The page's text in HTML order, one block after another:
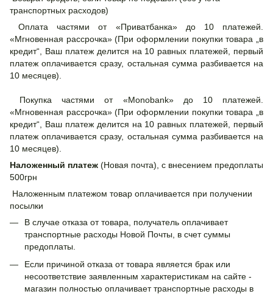
транспортных расходов)
Оплата частями от «Приватбанка» до 10 платежей.
«Мгновенная рассрочка» (При оформлении покупки товара „в
кредит“, Ваш платеж делится на 10 равных платежей, первый
платеж оплачивается сразу, остальная сумма разбивается на
10 месяцев).
Покупка частями от «Monobank» до 10 платежей.
«Мгновенная рассрочка» (При оформлении покупки товара „в
кредит“, Ваш платеж делится на 10 равных платежей, первый
платеж оплачивается сразу, остальная сумма разбивается на
10 месяцев).
Наложенный платеж (Новая почта), с внесением предоплаты
500грн
Наложенным платежом товар оплачивается при получении
посылки
В случае отказа от товара, получатель оплачивает
транспортные расходы Новой Почты, в счет суммы
предоплаты.
Если причиной отказа от товара является брак или
несоответствие заявленным характеристикам на сайте -
магазин полностью оплачивает транспортные расходы в